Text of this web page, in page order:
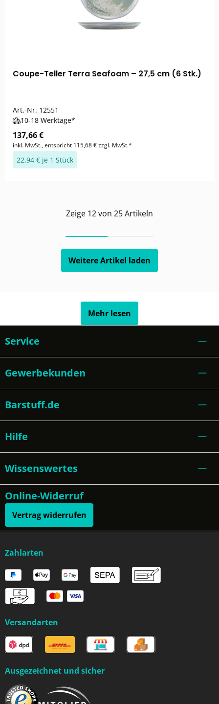
Coupe-Teller Terra Seafoam – 27,5 cm (6 Stk.)
Art.-Nr. 12551
10-18 Werktage*
137,66 €
inkl. MwSt., entspricht 115,68 € zzgl. MwSt.*
22,94 € je 1 Stück
Zeige 12von 25Artikeln
Weitere Artikel laden
Mehr lesen
Service
Gewerbekunden
Barstuff.de
Hilfe
Wissenswertes
Online-Widerruf
Vertrag widerrufen
Zahlarten
Versandarten
Ausgezeichnet und sicher